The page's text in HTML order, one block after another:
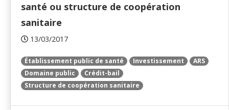
santé ou structure de coopération
sanitaire
13/03/2017
Établissement public de santé Investissement
ARS
Domaine public
Crédit-bail
Structure de coopération sanitaire